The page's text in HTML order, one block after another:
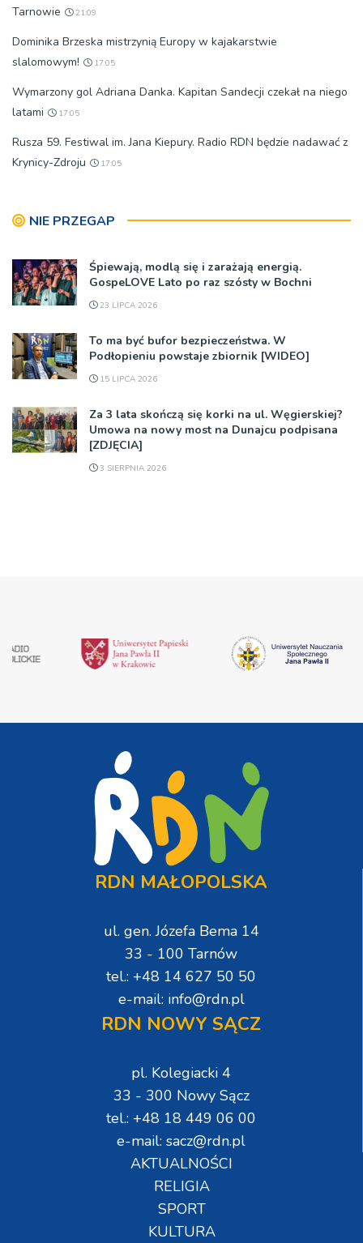
Tarnowie
21:09
Dominika Brzeska mistrzynią Europy w kajakarstwie
slalomowym!
17:05
Wymarzony gol Adriana Danka. Kapitan Sandecji czekał na niego
latami
17:05
Rusza 59. Festiwal im. Jana Kiepury. Radio RDN będzie nadawać z
Krynicy-Zdroju
17:05
NIE PRZEGAP
Śpiewają, modlą się i zarażają energią.
GospeLOVE Lato po raz szósty w Bochni
23 LIPCA 2026
To ma być bufor bezpieczeństwa. W
Podłopieniu powstaje zbiornik [WIDEO]
15 LIPCA 2026
Za 3 lata skończą się korki na ul. Węgierskiej?
Umowa na nowy most na Dunajcu podpisana
[ZDJĘCIA]
3 SIERPNIA 2026
RDN MAŁOPOLSKA
ul. gen. Józefa Bema 14
33 - 100 Tarnów
tel.: +48 14 627 50 50
e-mail: info@rdn.pl
RDN NOWY SĄCZ
pl. Kolegiacki 4
33 - 300 Nowy Sącz
tel.: +48 18 449 06 00
e-mail: sacz@rdn.pl
AKTUALNOŚCI
RELIGIA
SPORT
KULTURA